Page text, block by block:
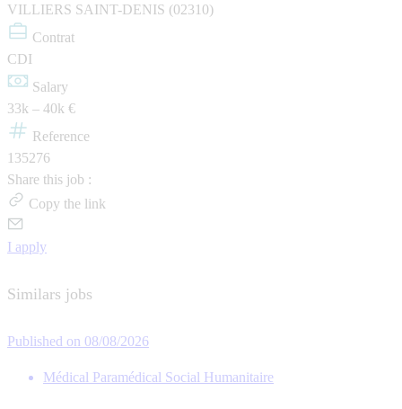
VILLIERS SAINT-DENIS (02310)
Contrat
CDI
Salary
33k – 40k €
Reference
135276
Share this job :
Copy the link
I apply
Similars jobs
Published on 08/08/2026
Médical Paramédical Social Humanitaire